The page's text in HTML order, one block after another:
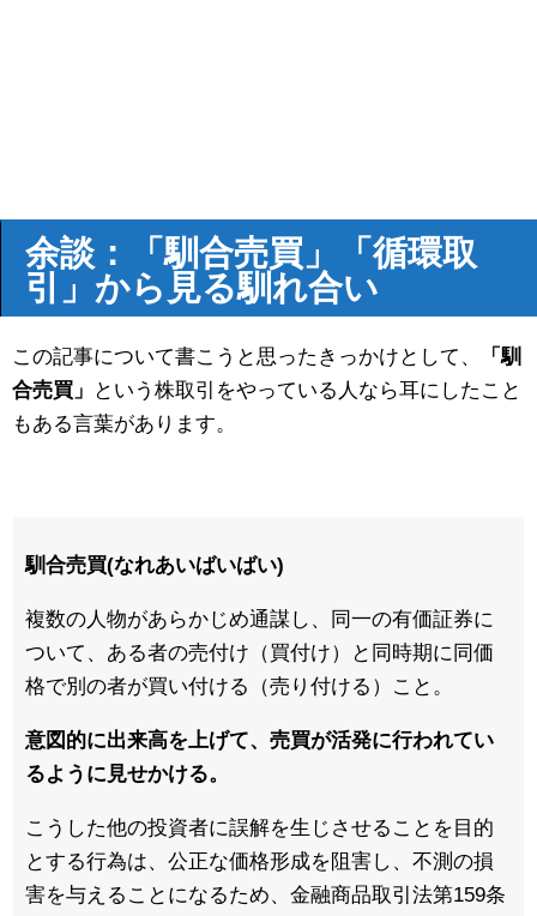
余談：「馴合売買」「循環取
引」から見る馴れ合い
この記事について書こうと思ったきっかけとして、
「馴
合売買」
という株取引をやっている人なら耳にしたこと
もある言葉があります。
馴合売買(なれあいばいばい)
複数の人物があらかじめ通謀し、同一の有価証券に
ついて、ある者の売付け（買付け）と同時期に同価
格で別の者が買い付ける（売り付ける）こと。
意図的に出来高を上げて、売買が活発に行われてい
るように見せかける。
こうした他の投資者に誤解を生じさせることを目的
とする行為は、公正な価格形成を阻害し、不測の損
害を与えることになるため、金融商品取引法第159条